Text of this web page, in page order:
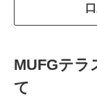
MUFGテラ
て